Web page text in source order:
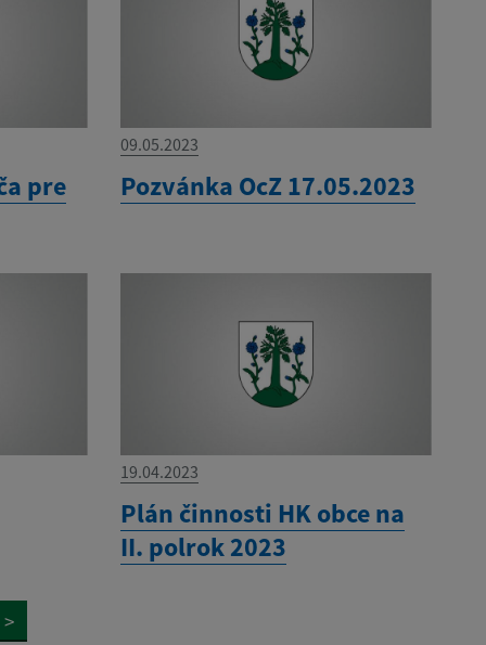
pre
09.05.2023
Pozvánka OcZ 17.05.2023
19.04.2023
Plán činnosti HK obce na
II. polrok 2023
>